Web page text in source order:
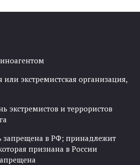
или экстремистская организация,
экстремистов и террористов
запрещена в РФ; принадлежит
признана в России